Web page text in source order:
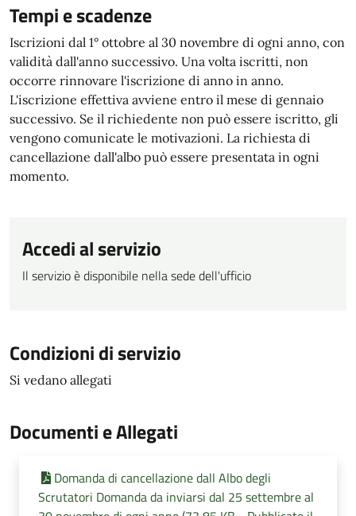
Tempi e scadenze
Iscrizioni dal 1° ottobre al 30 novembre di ogni anno, con
validità dall'anno successivo. Una volta iscritti, non
occorre rinnovare l'iscrizione di anno in anno.
L'iscrizione effettiva avviene entro il mese di gennaio
successivo. Se il richiedente non può essere iscritto, gli
vengono comunicate le motivazioni. La richiesta di
cancellazione dall'albo può essere presentata in ogni
momento.
Accedi al servizio
Il servizio è disponibile nella sede dell'ufficio
Condizioni di servizio
Si vedano allegati
Documenti e Allegati
Domanda di cancellazione dall Albo degli
Scrutatori Domanda da inviarsi dal 25 settembre al